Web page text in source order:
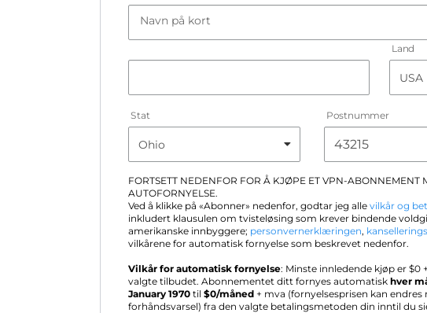
Navn på kort
Land
Stat Postnummer
FORTSETT NEDENFOR FOR Å KJØPE ET VPN-ABONNEMENT
AUTOFORNYELSE.
Ved å klikke på «Abonner» nedenfor, godtar jeg alle vilkår og
inkludert klausulen om tvisteløsing som krever bindende
amerikanske innbyggere; personvernerklæringen,
vilkårene for automatisk fornyelse som beskrevet nedenfor.
Vilkår for automatisk fornyelse: Minste innledende kjøp er $0
valgte tilbudet. Abonnementet ditt fornyes automatisk hver
January 1970 til $0/måned + mva (fornyelsesprisen kan endres
forhåndsvarsel) fra den valgte betalingsmetoden din inntil du